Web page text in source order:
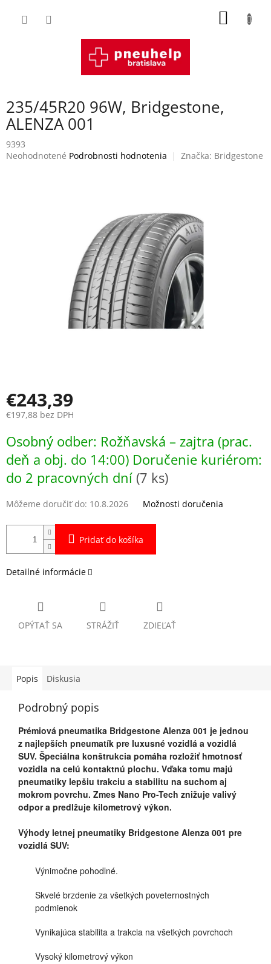
235/45R20 96W, Bridgestone,
ALENZA 001
9393
Priemerné
Neohodnotené Podrobnosti hodnotenia Značka: Bridgestone
€243,39
€197,88 bez DPH
cena:
Osobný odber: Rožňavská – zajtra (prac.
deň a obj. do 14:00) Doručenie kuriérom:
do 2 pracovných dní (7 ks)
Môžeme doručiť do: 10.8.2026 Možnosti doručenia
Pridať do košíka
Detailné informácie
OPÝTAŤ SA STRÁŽIŤ ZDIEĽAŤ
Popis Diskusia
Podrobný popis
Prémiová pneumatika Bridgestone Alenza 001 je jednou
z najlepších pneumatík pre luxusné vozidlá a vozidlá
SUV. Špeciálna konštrukcia pomáha rozložiť hmotnosť
vozidla na celú kontaktnú plochu. Vďaka tomu majú
pneumatiky lepšiu trakciu a stabilitu na suchom aj
mokrom povrchu. Zmes Nano Pro-Tech znižuje valivý
odpor a predlžuje kilometrový výkon.
Výhody letnej pneumatiky Bridgestone Alenza 001 pre
vozidlá SUV:
Výnimočne pohodlné.
Skvelé brzdenie za všetkých poveternostných
podmienok
Vynikajúca stabilita a trakcia na všetkých povrchoch
Vysoký kilometrový výkon